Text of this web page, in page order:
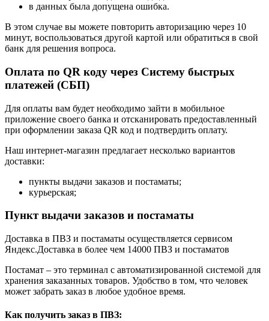
в данных была допущена ошибка.
В этом случае вы можете повторить авторизацию через 10
минут, воспользоваться другой картой или обратиться в свой
банк для решения вопроса.
Оплата по QR коду через Систему быстрых
платежей (СБП)
Для оплаты вам будет необходимо зайти в мобильное
приложение своего банка и отсканировать предоставленный
при оформлении заказа QR код и подтвердить оплату.
Наш интернет-магазин предлагает несколько вариантов
доставки:
пункты выдачи заказов и постаматы;
курьерская;
Пункт выдачи заказов и постаматы
Доставка в ПВЗ и постаматы осуществляется сервисом
Яндекс.Доставка в более чем 14000 ПВЗ и постаматов
Постамат – это терминал с автоматизированной системой для
хранения заказанных товаров. Удобство в том, что человек
может забрать заказ в любое удобное время.
Как получить заказ в ПВЗ: